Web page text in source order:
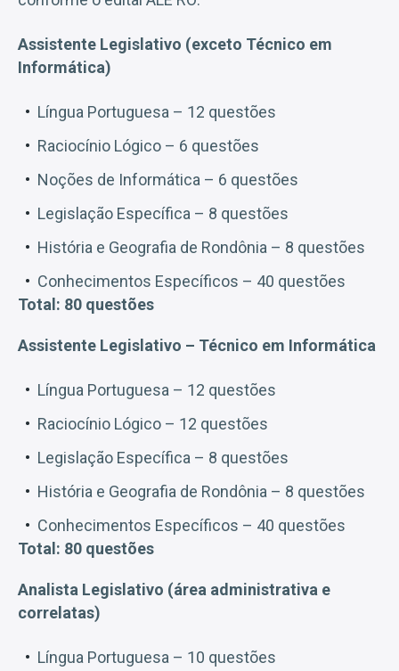
Assistente Legislativo (exceto Técnico em
Informática)
Língua Portuguesa – 12 questões
Raciocínio Lógico – 6 questões
Noções de Informática – 6 questões
Legislação Específica – 8 questões
História e Geografia de Rondônia – 8 questões
Conhecimentos Específicos – 40 questões
Total: 80 questões
Assistente Legislativo – Técnico em Informática
Língua Portuguesa – 12 questões
Raciocínio Lógico – 12 questões
Legislação Específica – 8 questões
História e Geografia de Rondônia – 8 questões
Conhecimentos Específicos – 40 questões
Total: 80 questões
Analista Legislativo (área administrativa e
correlatas)
Língua Portuguesa – 10 questões